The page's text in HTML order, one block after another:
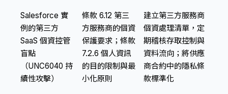
Salesforce 實
例的第三方
SaaS 個資控管
盲點
（UNC6040 持
續性攻擊）
條款 6.12 第三
方服務商的個資
保護要求；條款
7.2.6 個人資訊
的目的限制與最
小化原則
建立第三方服務商
個資處理清單，定
期稽核存取控制與
資料流向；將供應
商合約中的隱私條
款標準化